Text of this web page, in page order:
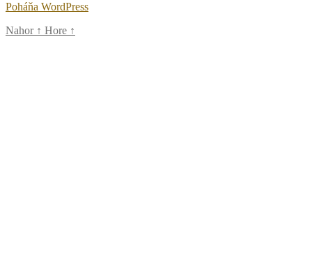
Poháňa WordPress
Nahor ↑ Hore ↑